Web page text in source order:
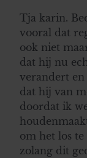
Tja karin.
vooral dat
ook niet
dat hij nu
verandert en
dat hij van
doordat ik
om het los
zolang dit